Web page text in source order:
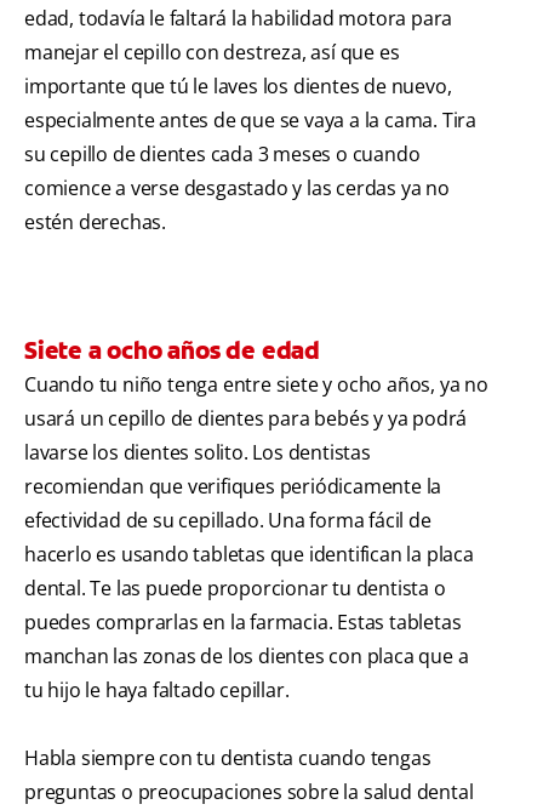
edad, todavía le faltará la habilidad motora para
manejar el cepillo con destreza, así que es
importante que tú le laves los dientes de nuevo,
especialmente antes de que se vaya a la cama. Tira
su cepillo de dientes cada 3 meses o cuando
comience a verse desgastado y las cerdas ya no
estén derechas.
Siete a ocho años de edad
Cuando tu niño tenga entre siete y ocho años, ya no
usará un cepillo de dientes para bebés y ya podrá
lavarse los dientes solito. Los dentistas
recomiendan que verifiques periódicamente la
efectividad de su cepillado. Una forma fácil de
hacerlo es usando tabletas que identifican la placa
dental. Te las puede proporcionar tu dentista o
puedes comprarlas en la farmacia. Estas tabletas
manchan las zonas de los dientes con placa que a
tu hijo le haya faltado cepillar.
Habla siempre con tu dentista cuando tengas
preguntas o preocupaciones sobre la salud dental